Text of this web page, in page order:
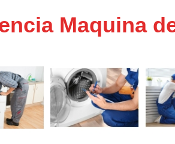
Assistencia Tecnica para
Maquina